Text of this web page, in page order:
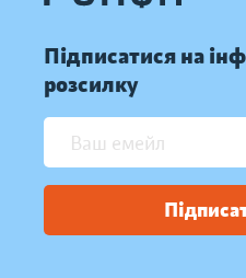
Підписатися на
розсилку